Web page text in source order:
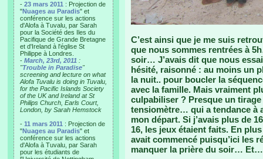
- 23 mars 2011 : Projection de
"Nuages au Paradis" et
conférence sur les actions
d'Alofa à Tuvalu, par Sarah
pour la Société des Iles du
Pacifique de Grande Bretagne
et d'Ireland à l'église St
Philippe à Londres.
- March, 23rd, 2011 :
"Trouble in Paradise"
screening and lecture on what
Alofa Tuvalu is doing in Tuvalu,
for the Pacific Islands Society
of the UK and Ireland at St
Philips Church, Earls Court,
London, by Sarah Hemstock
- 11 mars 2011 : Projection de
"Nuages au Paradis" et
conférence sur les actions
d'Alofa à Tuvalu, par Sarah
pour les étudiants de
C’est ainsi que je me suis
que nous sommes rentrées à
soir… J’avais dit que nous
hésité, raisonné : au moins un
la nuit.. pour boucler la
avec la famille. Mais vraiment
culpabiliser ? Presque un
tensiomètre… qui a tendance à
mon départ. Si j’avais plus de
16, les jeux étaient faits. En
avait commencé puisqu’ici les
manquer la prière du soir… Et…